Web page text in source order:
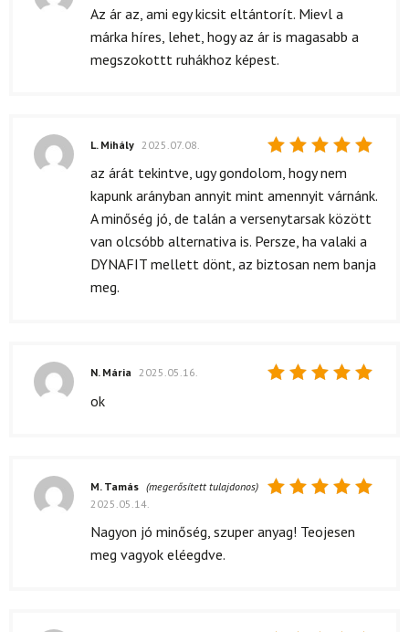
Értékelés:
Az ár az, ami egy kicsit eltántorít. Mievl a
márka híres, lehet, hogy az ár is magasabb a
megszokottt ruhákhoz képest.
Értékelés:
/ 5
L. Mihály 2025.07.08.
az árát tekintve, ugy gondolom, hogy nem
kapunk arányban annyit mint amennyit várnánk.
A minőség jó, de talán a versenytarsak között
van olcsóbb alternativa is. Persze, ha valaki a
DYNAFIT mellett dönt, az biztosan nem banja
meg.
N. Mária 2025.05.16.
ok
5/ 5
M. Tamás (megerősített tulajdonos)
2025.05.14.
Nagyon jó minőség, szuper anyag! Teojesen
meg vagyok eléegdve.